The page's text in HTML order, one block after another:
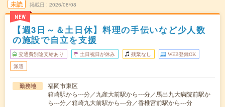
未読
NEW
掲載日 2026/08/08
【週3日～＆土日休】料理の手伝いなど少人数
の施設で自立を支援
交通費別途支給あり 土日祝日が休み 残業なし WEB登録OK
派遣
勤務地
福岡市東区
箱崎駅から---分／九産大前駅から---分／馬出九大病院前駅か
ら---分／箱崎九大前駅から---分／香椎宮前駅から---分